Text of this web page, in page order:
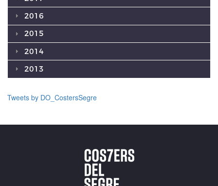
2016
2015
2014
2013
Tweets by DO_CostersSegre